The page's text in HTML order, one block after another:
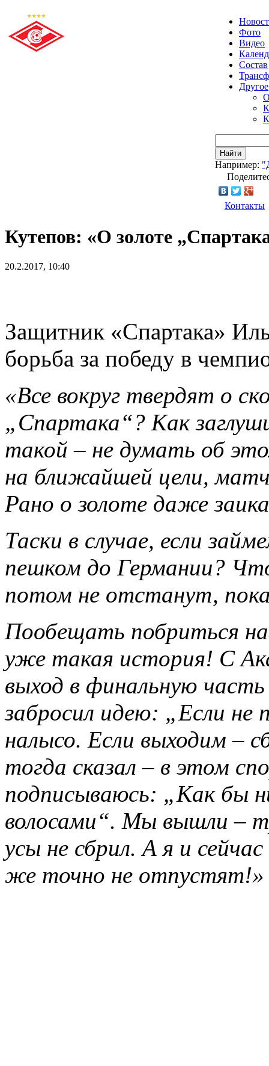
Фото
Видео
Состав
Другое
Найти
Например:
Контакты
Кутепов: «О золоте
20.2.2017, 10:40
Защитник «Спартака»
борьба за победу в
«Все вокруг твердят о
„Спартака“? Как
такой – не думать об
на ближайшей цели,
Рано о золоте даже
Таски в случае, если
пешком до Германии?
потом не отстанут,
Пообещать побриться
уже такая история! С
выход в финальную
забросил идею: „Если не
налысо. Если выходим –
тогда сказал – в этом
подписываюсь: „Как бы
волосами“. Мы вышли –
усы не сбрил. А я и
же точно не отпустят!»